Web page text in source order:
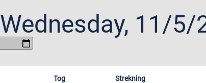
Wednesday, 11/5/
Tog Strekning